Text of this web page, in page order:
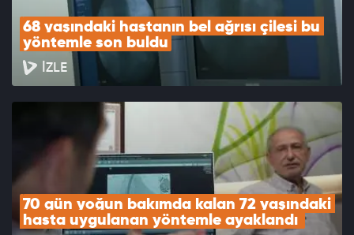
68 yaşındaki hastanın bel ağrısı çilesi bu
yöntemle son buldu
İZLE
70 gün yoğun bakımda kalan 72 yaşındaki
hasta uygulanan yöntemle ayaklandı